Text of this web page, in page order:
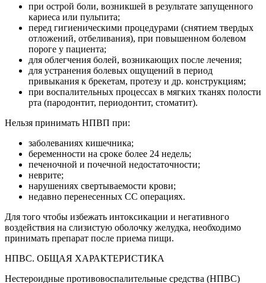
при острой боли, возникшей в результате запущенного
кариеса или пульпита;
перед гигиеническими процедурами (снятием твердых
отложений, отбеливания), при повышенном болевом
пороге у пациента;
для облегчения болей, возникающих после лечения;
для устранения болевых ощущений в период
привыкания к брекетам, протезу и др. конструкциям;
при воспалительных процессах в мягких тканях полости
рта (пародонтит, периодонтит, стоматит).
Нельзя принимать НПВП при:
заболеваниях кишечника;
беременности на сроке более 24 недель;
печеночной и почечной недостаточности;
неврите;
нарушениях свертываемости крови;
недавно перенесенных СС операциях.
Для того чтобы избежать интоксикации и негативного
воздействия на слизистую оболочку желудка, необходимо
принимать препарат после приема пищи.
НПВС. ОБЩАЯ ХАРАКТЕРИСТИКА
Нестероидные противовоспалительные средства (НПВС)